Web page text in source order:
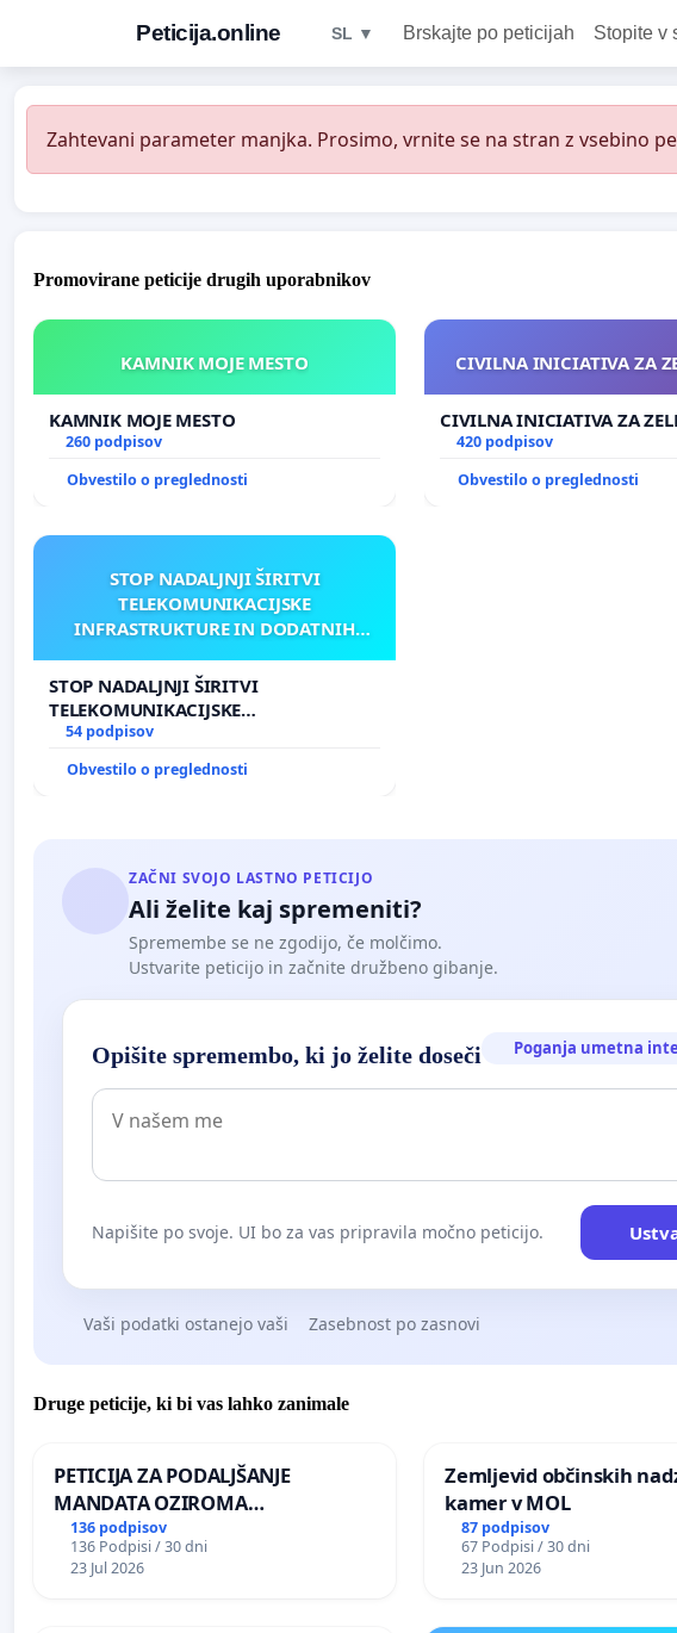
Peticija.online SL ▼ Brskajte po peticijah Stopite v
Zahtevani parameter manjka. Prosimo, vrnite se na stran z vsebino
Promovirane peticije drugih uporabnikov
KAMNIK MOJE MESTO
KAMNIK MOJE MESTO
260 podpisov
Obvestilo o preglednosti
CIVILNA INICIATIVA ZA
CIVILNA INICIATIVA ZA
420 podpisov
Obvestilo o preglednosti
STOP NADALJNJI ŠIRITVI
TELEKOMUNIKACIJSKE
INFRASTRUKTURE IN DODATNIH
STOP NADALJNJI ŠIRITVI
TELEKOMUNIKACIJSKE
INFRASTRUKTURE IN DODATNIH
ANTEN V GRADIŠČAKU
54 podpisov
Obvestilo o preglednosti
ZAČNI SVOJO LASTNO PETICIJO
Ali želite kaj spremeniti?
Spremembe se ne zgodijo, če molčimo.
Ustvarite peticijo in začnite družbeno gibanje.
Opišite spremembo, ki jo želite doseči Poganja umetna
Napišite po svoje. UI bo za vas pripravila močno peticijo.
Vaši podatki ostanejo vaši Zasebnost po zasnovi
Druge peticije, ki bi vas lahko zanimale
PETICIJA ZA PODALJŠANJE
MANDATA OZIROMA
ČIMPREJŠNJO PONOVNO
NAPOTITEV GOSPODA BERNARDA
ŠRAJNERJA NA VELEPOSLANIŠTVO
136 podpisov
136 Podpisi / 30 dni
23 Jul 2026
Zemljevid občinskih
kamer v MOL
87 podpisov
67 Podpisi / 30 dni
23 Jun 2026